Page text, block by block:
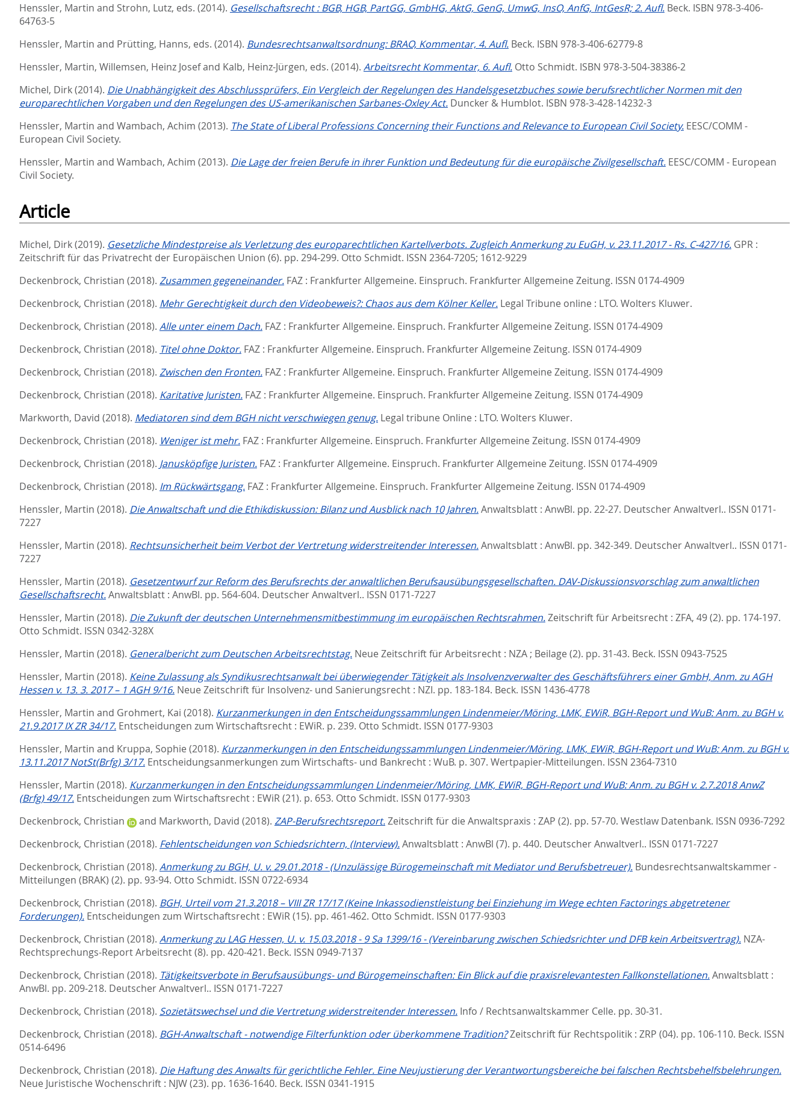
Henssler, Martin and Strohn, Lutz, eds. (2014). Gesellschaftsrecht : BGB, HGB, PartGG, GmbHG, AktG, GenG, UmwG, InsO, AnfG, IntGesR; 2. Aufl. Beck. ISBN 978-3-406-
64763-5
Henssler, Martin and Prütting, Hanns, eds. (2014). Bundesrechtsanwaltsordnung: BRAO, Kommentar, 4. Aufl. Beck. ISBN 978-3-406-62779-8
Henssler, Martin, Willemsen, Heinz Josefand Kalb, Heinz-Jürgen, eds. (2014). Arbeitsrecht Kommentar, 6. Aufl. Otto Schmidt. ISBN 978-3-504-38386-2
Michel, Dirk(2014). Die Unabhängigkeit des Abschlussprüfers, Ein Vergleich der Regelungen des Handelsgesetzbuches sowie berufsrechtlicher Normen mit den
europarechtlichen Vorgaben und den Regelungen des US-amerikanischen Sarbanes-Oxley Act. Duncker & Humblot. ISBN 978-3-428-14232-3
Henssler, Martin and Wambach, Achim (2013). The State of Liberal Professions Concerning their Functions and Relevance to European Civil Society. EESC/COMM -
European Civil Society.
Henssler, Martin and Wambach, Achim (2013). Die Lage der freien Berufe in ihrer Funktion und Bedeutung für die europäische Zivilgesellschaft. EESC/COMM - European
Civil Society.
Article
Michel, Dirk(2019). Gesetzliche Mindestpreise als Verletzung des europarechtlichen Kartellverbots. Zugleich Anmerkung zu EuGH, v. 23.11.2017 - Rs. C-427/16. GPR :
Zeitschrift für das Privatrecht der Europäischen Union (6). pp. 294-299. Otto Schmidt. ISSN 2364-7205; 1612-9229
Deckenbrock, Christian (2018). Zusammen gegeneinander. FAZ : Frankfurter Allgemeine. Einspruch. Frankfurter Allgemeine Zeitung. ISSN 0174-4909
Deckenbrock, Christian (2018). Mehr Gerechtigkeit durch den Videobeweis?: Chaos aus dem Kölner Keller. Legal Tribune online : LTO. Wolters Kluwer.
Deckenbrock, Christian (2018). Alle unter einem Dach. FAZ : Frankfurter Allgemeine. Einspruch. Frankfurter Allgemeine Zeitung. ISSN 0174-4909
Deckenbrock, Christian (2018). Titel ohne Doktor. FAZ : Frankfurter Allgemeine. Einspruch. Frankfurter Allgemeine Zeitung. ISSN 0174-4909
Deckenbrock, Christian (2018). Zwischen den Fronten. FAZ : Frankfurter Allgemeine. Einspruch. Frankfurter Allgemeine Zeitung. ISSN 0174-4909
Deckenbrock, Christian (2018). Karitative Juristen. FAZ : Frankfurter Allgemeine. Einspruch. Frankfurter Allgemeine Zeitung. ISSN 0174-4909
Markworth, David (2018). Mediatoren sind dem BGH nicht verschwiegen genug. Legal tribune Online : LTO. Wolters Kluwer.
Deckenbrock, Christian (2018). Weniger ist mehr. FAZ : Frankfurter Allgemeine. Einspruch. Frankfurter Allgemeine Zeitung. ISSN 0174-4909
Deckenbrock, Christian (2018). Janusköpfige Juristen. FAZ : Frankfurter Allgemeine. Einspruch. Frankfurter Allgemeine Zeitung. ISSN 0174-4909
Deckenbrock, Christian (2018). Im Rückwärtsgang. FAZ : Frankfurter Allgemeine. Einspruch. Frankfurter Allgemeine Zeitung. ISSN 0174-4909
Henssler, Martin (2018). Die Anwaltschaft und die Ethikdiskussion: Bilanz und Ausblick nach 10 Jahren.Anwaltsblatt : AnwBl. pp. 22-27. Deutscher Anwaltverl.. ISSN 0171-
7227
Henssler, Martin (2018). Rechtsunsicherheit beim Verbot der Vertretung widerstreitender Interessen.Anwaltsblatt : AnwBl. pp. 342-349. Deutscher Anwaltverl.. ISSN 0171-
7227
Henssler, Martin (2018). Gesetzentwurf zur Reform des Berufsrechts der anwaltlichen Berufsausübungsgesellschaften. DAV-Diskussionsvorschlag zum anwaltlichen
Gesellschaftsrecht.Anwaltsblatt : AnwBl. pp. 564-604. Deutscher Anwaltverl.. ISSN 0171-7227
Henssler, Martin (2018). Die Zukunft der deutschen Unternehmensmitbestimmung im europäischen Rechtsrahmen.Zeitschrift für Arbeitsrecht : ZFA, 49 (2). pp. 174-197.
Otto Schmidt. ISSN 0342-328X
Henssler, Martin (2018). Generalbericht zum Deutschen Arbeitsrechtstag. Neue Zeitschrift für Arbeitsrecht : NZA ; Beilage (2). pp. 31-43. Beck. ISSN 0943-7525
Henssler, Martin (2018). Keine Zulassung als Syndikusrechtsanwalt bei überwiegender Tätigkeit als Insolvenzverwalter des Geschäftsführers einer GmbH, Anm. zu AGH
Hessen v. 13. 3. 2017 – 1 AGH 9/16. Neue Zeitschrift für Insolvenz- und Sanierungsrecht : NZI. pp. 183-184. Beck. ISSN 1436-4778
Henssler, Martin and Grohmert, Kai (2018). Kurzanmerkungen in den Entscheidungssammlungen Lindenmeier/Möring, LMK, EWiR, BGH-Report und WuB: Anm. zu BGH v.
21.9.2017 IX ZR 34/17. Entscheidungen zum Wirtschaftsrecht : EWiR. p. 239. Otto Schmidt. ISSN 0177-9303
Henssler, Martin and Kruppa, Sophie (2018). Kurzanmerkungen in den Entscheidungssammlungen Lindenmeier/Möring, LMK, EWiR, BGH-Report und WuB: Anm. zu BGH v.
13.11.2017 NotSt(Brfg) 3/17. Entscheidungsanmerkungen zum Wirtschafts- und Bankrecht : WuB. p. 307. Wertpapier-Mitteilungen. ISSN 2364-7310
Henssler, Martin (2018). Kurzanmerkungen in den Entscheidungssammlungen Lindenmeier/Möring, LMK, EWiR, BGH-Report und WuB: Anm. zu BGH v. 2.7.2018 AnwZ
(Brfg) 49/17. Entscheidungen zum Wirtschaftsrecht : EWiR (21). p. 653. Otto Schmidt. ISSN 0177-9303
Deckenbrock, Christian
and Markworth, David (2018). ZAP-Berufsrechtsreport.Zeitschrift für die Anwaltspraxis : ZAP (2). pp. 57-70. Westlaw Datenbank. ISSN 0936-7292
Deckenbrock, Christian (2018). Fehlentscheidungen von Schiedsrichtern, (Interview).Anwaltsblatt : AnwBl (7). p. 440. Deutscher Anwaltverl.. ISSN 0171-7227
Deckenbrock, Christian (2018). Anmerkung zu BGH, U. v. 29.01.2018 - (Unzulässige Bürogemeinschaft mit Mediator und Berufsbetreuer). Bundesrechtsanwaltskammer -
Mitteilungen (BRAK) (2). pp. 93-94. Otto Schmidt. ISSN 0722-6934
Deckenbrock, Christian (2018). BGH, Urteil vom 21.3.2018 – VIII ZR 17/17 (Keine Inkassodienstleistung bei Einziehung im Wege echten Factorings abgetretener
Forderungen). Entscheidungen zum Wirtschaftsrecht : EWiR (15). pp. 461-462. Otto Schmidt. ISSN 0177-9303
Deckenbrock, Christian (2018). Anmerkung zu LAG Hessen, U. v. 15.03.2018 - 9 Sa 1399/16 - (Vereinbarung zwischen Schiedsrichter und DFB kein Arbeitsvertrag). NZA-
Rechtsprechungs-Report Arbeitsrecht (8). pp. 420-421. Beck. ISSN 0949-7137
Deckenbrock, Christian (2018). Tätigkeitsverbote in Berufsausübungs- und Bürogemeinschaften: Ein Blick auf die praxisrelevantesten Fallkonstellationen.Anwaltsblatt :
AnwBl. pp. 209-218. Deutscher Anwaltverl.. ISSN 0171-7227
Deckenbrock, Christian (2018). Sozietätswechsel und die Vertretung widerstreitender Interessen. Info / Rechtsanwaltskammer Celle. pp. 30-31.
Deckenbrock, Christian (2018). BGH-Anwaltschaft - notwendige Filterfunktion oder überkommene Tradition?Zeitschrift für Rechtspolitik : ZRP (04). pp. 106-110. Beck. ISSN
0514-6496
Deckenbrock, Christian (2018). Die Haftung des Anwalts für gerichtliche Fehler. Eine Neujustierung der Verantwortungsbereiche bei falschen Rechtsbehelfsbelehrungen.
Neue Juristische Wochenschrift : NJW (23). pp. 1636-1640. Beck. ISSN 0341-1915